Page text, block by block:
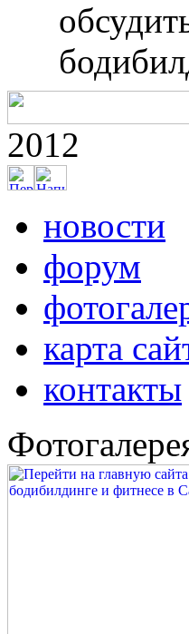
2012
новости
форум
карта
контакты